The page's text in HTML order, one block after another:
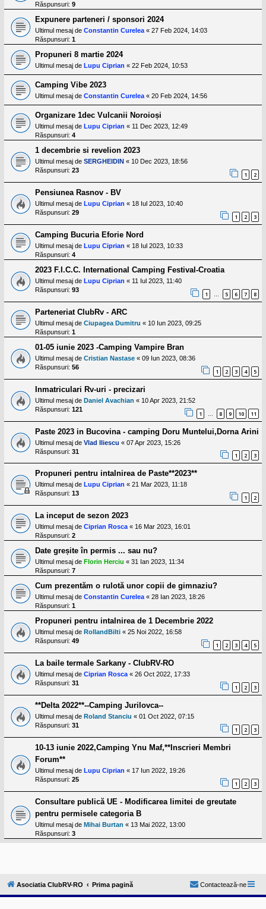
Răspunsuri: 9
Expunere parteneri / sponsori 2024
Ultimul mesaj de Constantin Curelea « 27 Feb 2024, 14:03
Răspunsuri: 1
Propuneri 8 martie 2024
Ultimul mesaj de Lupu Ciprian « 22 Feb 2024, 10:53
Camping Vibe 2023
Ultimul mesaj de Constantin Curelea « 20 Feb 2024, 14:56
Organizare 1dec Vulcanii Noroioși
Ultimul mesaj de Lupu Ciprian « 11 Dec 2023, 12:49
Răspunsuri: 4
1 decembrie si revelion 2023
Ultimul mesaj de SERGHEIDIN « 10 Dec 2023, 18:56
Răspunsuri: 23
1 2
Pensiunea Rasnov - BV
Ultimul mesaj de Lupu Ciprian « 18 Iul 2023, 10:40
Răspunsuri: 29
1 2 3
Camping Bucuria Eforie Nord
Ultimul mesaj de Lupu Ciprian « 18 Iul 2023, 10:33
Răspunsuri: 4
2023 F.I.C.C. International Camping Festival-Croatia
Ultimul mesaj de Lupu Ciprian « 11 Iul 2023, 11:40
Răspunsuri: 93
1 5 6 7 8
Parteneriat ClubRv - ARC
Ultimul mesaj de Ciupagea Dumitru « 10 Iun 2023, 09:25
Răspunsuri: 1
01-05 iunie 2023 -Camping Vampire Bran
Ultimul mesaj de Cristian Nastase « 09 Iun 2023, 08:36
Răspunsuri: 56
1 2 3 4 5
Inmatriculari Rv-uri - precizari
Ultimul mesaj de Daniel Avachian « 10 Apr 2023, 21:52
Răspunsuri: 121
1 8 9 10 11
Paste 2023 in Bucovina - camping Doru Muntelui,Dorna Arini
Ultimul mesaj de Vlad Iliescu « 07 Apr 2023, 15:26
Răspunsuri: 31
1 2 3
Propuneri pentru intalnirea de Paste**2023**
Ultimul mesaj de Lupu Ciprian « 21 Mar 2023, 11:18
Răspunsuri: 13
1 2
La inceput de sezon 2023
Ultimul mesaj de Ciprian Rosca « 16 Mar 2023, 16:01
Răspunsuri: 2
Date greșite în permis ... sau nu?
Ultimul mesaj de Florin Herciu « 31 Ian 2023, 11:34
Răspunsuri: 7
Cum prezentăm o rulotă unor copii de gimnaziu?
Ultimul mesaj de Constantin Curelea « 28 Ian 2023, 18:26
Răspunsuri: 1
Propuneri pentru intalnirea de 1 Decembrie 2022
Ultimul mesaj de RollandBilti « 25 Noi 2022, 16:58
Răspunsuri: 49
1 2 3 4 5
La baile termale Sarkany - ClubRV-RO
Ultimul mesaj de Ciprian Rosca « 26 Oct 2022, 17:33
Răspunsuri: 31
1 2 3
**Delta 2022**--Camping Jurilovca--
Ultimul mesaj de Roland Stanciu « 01 Oct 2022, 07:15
Răspunsuri: 31
1 2 3
10-13 iunie 2022,Camping Ynu Maf,**Inscrieri Membri
Forum**
Ultimul mesaj de Lupu Ciprian « 17 Iun 2022, 19:26
Răspunsuri: 25
1 2 3
Consultare publică UE - Modificarea limitei de greutate
pentru permisele categoria B
Ultimul mesaj de Mihai Burtan « 13 Mai 2022, 13:00
Răspunsuri: 3
Asociatia ClubRV-RO Prima pagină Contactează-ne